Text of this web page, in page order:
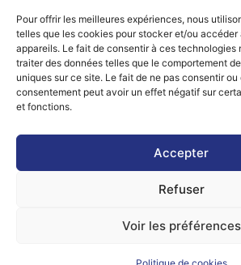
Pour offrir les meilleures expériences, nous
telles que les cookies pour stocker et/ou accéder
appareils. Le fait de consentir à ces technologies
traiter des données telles que le comportement
uniques sur ce site. Le fait de ne pas consentir ou
consentement peut avoir un effet négatif sur
et fonctions.
Accepter
Refuser
Voir les préférences
que
Contactez-nous
Politique de cookies